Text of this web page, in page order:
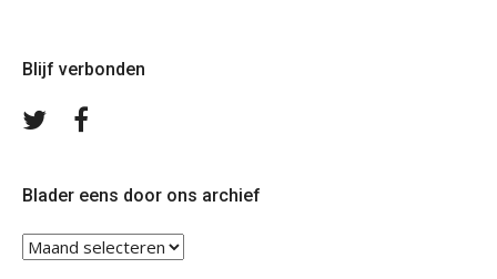
Blijf verbonden
Volg
Blader eens door ons archief
Blader
eens